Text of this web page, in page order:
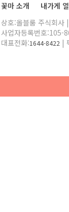
꽃마 소개 내가게
상호:올블룸 주식회
사업자등록번호:105-
대표전화:1644-8422 |